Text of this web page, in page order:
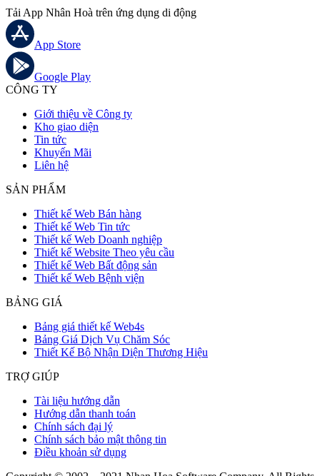
Tải App Nhân Hoà trên ứng dụng di động
App Store
Google Play
CÔNG TY
Giới thiệu về Công ty
Kho giao diện
Tin tức
Khuyến Mãi
Liên hệ
SẢN PHẨM
Thiết kế Web Bán hàng
Thiết kế Web Tin tức
Thiết kế Web Doanh nghiệp
Thiết kế Website Theo yêu cầu
Thiết kế Web Bất động sản
Thiết kế Web Bệnh viện
BẢNG GIÁ
Bảng giá thiết kế Web4s
Bảng Giá Dịch Vụ Chăm Sóc
Thiết Kế Bộ Nhận Diện Thương Hiệu
TRỢ GIÚP
Tài liệu hướng dẫn
Hướng dẫn thanh toán
Chính sách đại lý
Chính sách bảo mật thông tin
Điều khoản sử dụng